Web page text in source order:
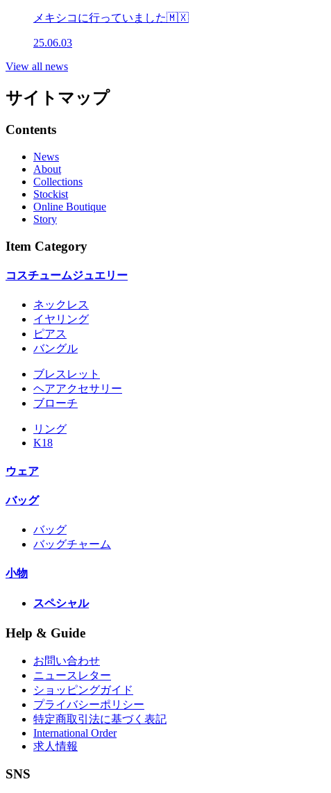
メキシコに行っていました🇲🇽
25.06.03
View all news
サイトマップ
Contents
News
About
Collections
Stockist
Online Boutique
Story
Item Category
コスチュームジュエリー
ネックレス
イヤリング
ピアス
バングル
ブレスレット
ヘアアクセサリー
ブローチ
リング
K18
ウェア
バッグ
バッグ
バッグチャーム
小物
スペシャル
Help & Guide
お問い合わせ
ニュースレター
ショッピングガイド
プライバシーポリシー
特定商取引法に基づく表記
International Order
求人情報
SNS